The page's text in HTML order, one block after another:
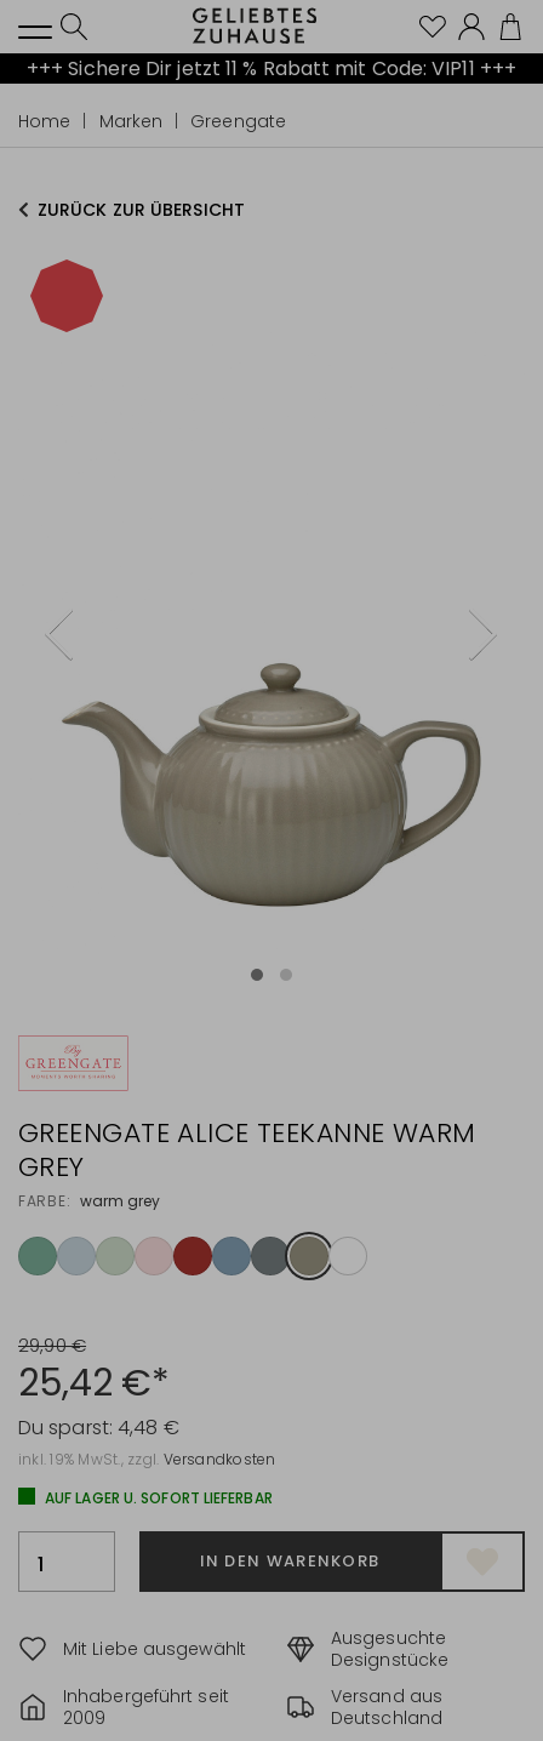
+++ Sichere Dir jetzt 11 % Rabatt mit Code: VIP11 +++
Home Marken Greengate
ZURÜCK ZUR ÜBERSICHT
GREENGATE ALICE TEEKANNE WARM
GREY
FARBE: warm grey
29,90 €
25,42 €*
Du sparst: 4,48 €
inkl. 19% MwSt., zzgl. Versandkosten
AUF LAGER U. SOFORT LIEFERBAR
IN DEN WARENKORB
Mit Liebe ausgewählt
Ausgesuchte
Designstücke
Inhabergeführt seit
2009
Versand aus
Deutschland